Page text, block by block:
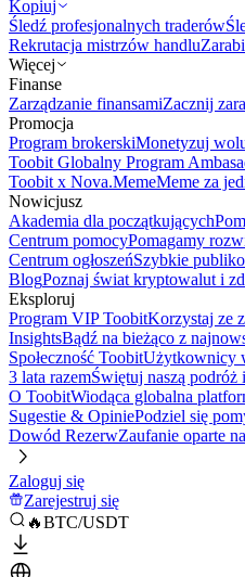
Kopiuj
Śledź profesjonalnych traderów
Rekrutacja mistrzów handlu
Więcej
Finanse
Zarządzanie finansamiZacznij
Promocja
Program brokerskiMonetyzuj
Toobit Globalny Program
Toobit x Nova.MemeMeme za
Nowicjusz
Akademia dla początkujących
Centrum pomocyPomagamy
Centrum ogłoszeńSzybkie
BlogPoznaj świat kryptowalut i
Eksploruj
Program VIP ToobitKorzystaj ze
InsightsBądź na bieżąco z
Społeczność ToobitUżytkownicy
3 lata razemŚwiętuj naszą podróż
O ToobitWiodąca globalna
Sugestie & OpiniePodziel się
Dowód RezerwZaufanie oparte
Zaloguj się
Zarejestruj się
🔥BTC/USDT